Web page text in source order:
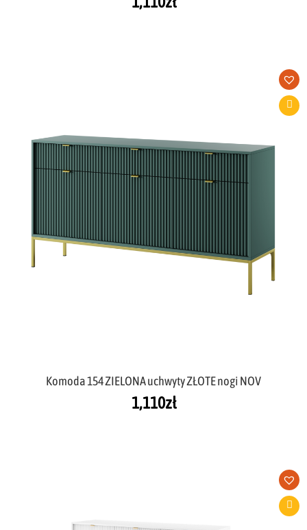
Komoda 154 ZIELONA uchwyty ZŁOTE nogi NOV
1,110zł